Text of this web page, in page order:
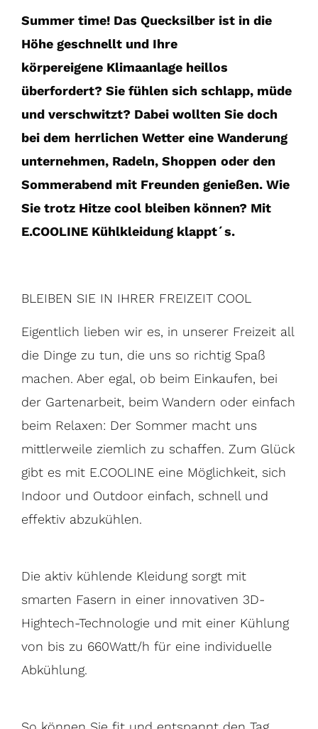
Summer time! Das Quecksilber ist in die
Höhe geschnellt und Ihre
körpereigene Klimaanlage heillos
überfordert? Sie fühlen sich schlapp, müde
und verschwitzt? Dabei wollten Sie doch
bei dem herrlichen Wetter eine Wanderung
unternehmen, Radeln, Shoppen oder den
Sommerabend mit Freunden genießen. Wie
Sie trotz Hitze cool bleiben können? Mit
E.COOLINE Kühlkleidung klappt´s.
BLEIBEN SIE IN IHRER FREIZEIT COOL
Eigentlich lieben wir es, in unserer Freizeit all
die Dinge zu tun, die uns so richtig Spaß
machen. Aber egal, ob beim Einkaufen, bei
der Gartenarbeit, beim Wandern oder einfach
beim Relaxen: Der Sommer macht uns
mittlerweile ziemlich zu schaffen. Zum Glück
gibt es mit E.COOLINE eine Möglichkeit, sich
Indoor und Outdoor einfach, schnell und
effektiv abzukühlen.
Die aktiv kühlende Kleidung sorgt mit
smarten Fasern in einer innovativen 3D-
Hightech-Technologie und mit einer Kühlung
von bis zu 660Watt/h für eine individuelle
Abkühlung.